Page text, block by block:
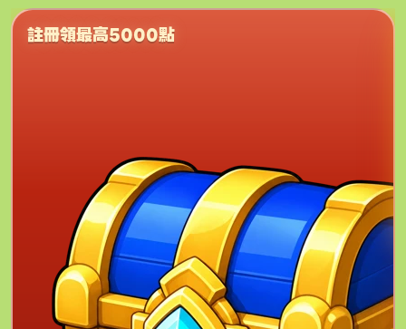
註冊領最高5000點